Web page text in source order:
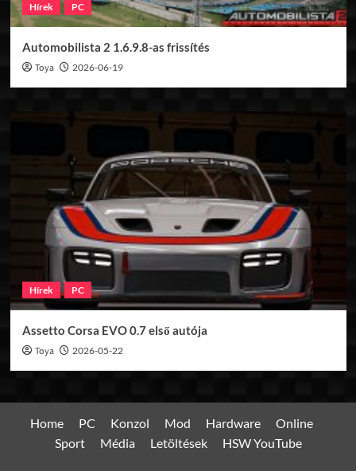
Hírek PC
Automobilista 2 1.6.9.8-as frissítés
Toya 2026-06-19
Hírek PC
Assetto Corsa EVO 0.7 első autója
Toya 2026-05-22
Home PC Konzol Mod Hardware
Online
Sport
Média Letöltések HSW YouTube